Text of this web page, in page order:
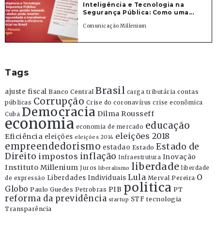
Inteligência e Tecnologia na
Segurança Pública: Como uma...
Comunicação Millenium
Tags
ajuste fiscal Banco Central Brasil carga tributária contas
públicas Corrupção Crise do coronavírus crise econômica
Cuba Democracia Dilma Rousseff
economia economia de mercado educação
Eficiência eleições eleições 2014 eleições 2018
empreendedorismo estadao Estado Estado de
Direito impostos inflação Infraestrutura Inovação
Instituto Millenium Juros liberalismo liberdade liberdade
de expressão Liberdades Individuais Lula Merval Pereira O
Globo Paulo Guedes Petrobras PIB politica PT
reforma da previdência startup STF tecnologia
Transparência